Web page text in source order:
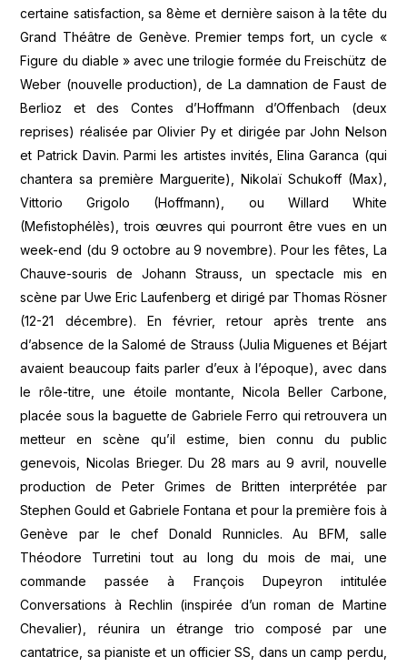
certaine satisfaction, sa 8ème et dernière saison à la tête du
Grand Théâtre de Genève. Premier temps fort, un cycle «
Figure du diable » avec une trilogie formée du Freischütz de
Weber (nouvelle production), de La damnation de Faust de
Berlioz et des Contes d’Hoffmann d’Offenbach (deux
reprises) réalisée par Olivier Py et dirigée par John Nelson
et Patrick Davin. Parmi les artistes invités, Elina Garanca (qui
chantera sa première Marguerite), Nikolaï Schukoff (Max),
Vittorio Grigolo (Hoffmann), ou Willard White
(Mefistophélès), trois œuvres qui pourront être vues en un
week-end (du 9 octobre au 9 novembre). Pour les fêtes, La
Chauve-souris de Johann Strauss, un spectacle mis en
scène par Uwe Eric Laufenberg et dirigé par Thomas Rösner
(12-21 décembre). En février, retour après trente ans
d’absence de la Salomé de Strauss (Julia Miguenes et Béjart
avaient beaucoup faits parler d’eux à l’époque), avec dans
le rôle-titre, une étoile montante, Nicola Beller Carbone,
placée sous la baguette de Gabriele Ferro qui retrouvera un
metteur en scène qu’il estime, bien connu du public
genevois, Nicolas Brieger. Du 28 mars au 9 avril, nouvelle
production de Peter Grimes de Britten interprétée par
Stephen Gould et Gabriele Fontana et pour la première fois à
Genève par le chef Donald Runnicles. Au BFM, salle
Théodore Turretini tout au long du mois de mai, une
commande passée à François Dupeyron intitulée
Conversations à Rechlin (inspirée d’un roman de Martine
Chevalier), réunira un étrange trio composé par une
cantatrice, sa pianiste et un officier SS, dans un camp perdu,